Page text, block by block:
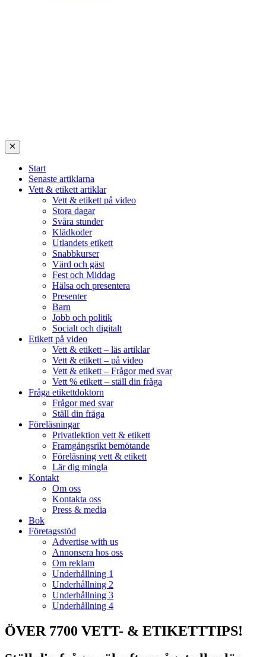
Start
Senaste artiklarna
Vett & etikett artiklar
Vett & etikett på video
Stora dagar
Svåra stunder
Klädkoder
Utlandets etikett
Snabbkurser
Värd och gäst
Fest och Middag
Hälsa och presentera
Presenter
Barn
Jobb och politik
Socialt och digitalt
Etikett på video
Vett & etikett – läs artiklar
Vett & etikett – på video
Vett & etikett – Frågor med svar
Vett % etikett – ställ din fråga
Fråga etikettdoktorn
Frågor med svar
Ställ din fråga
Föreläsningar
Privatlektion vett & etikett
Framgångsrikt bemötande
Föreläsning vett & etikett
Lär dig mingla
Kontakt
Om oss
Kontakta oss
Press & media
Bok
Företagsstöd
Advertise with us
Annonsera hos oss
Om reklam
Underhållning 1
Underhållning 2
Underhållning 3
Underhållning 4
ÖVER 7700 VETT- & ETIKETTTIPS!